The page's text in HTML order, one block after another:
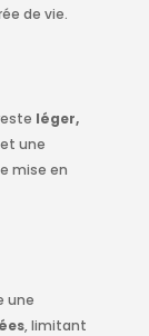
de vie.
léger,
une
mise en
une
, limitant